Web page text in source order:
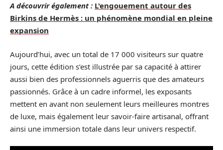
A découvrir également : L'engouement autour des
Birkins de Hermès : un phénomène mondial en pleine
expansion
Aujourd’hui, avec un total de 17 000 visiteurs sur quatre
jours, cette édition s’est illustrée par sa capacité à attirer
aussi bien des professionnels aguerris que des amateurs
passionnés. Grâce à un cadre informel, les exposants
mettent en avant non seulement leurs meilleures montres
de luxe, mais également leur savoir-faire artisanal, offrant
ainsi une immersion totale dans leur univers respectif.